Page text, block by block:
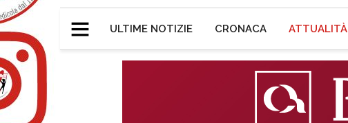
ULTIME NOTIZIE CRONACA ATTUALITÀ